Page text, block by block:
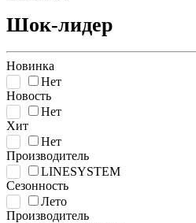
Шок-лидер
Новинка
Нет
Новость
Нет
Хит
Нет
Производитель
LINESYSTEM
Сезонность
Лето
Производитель